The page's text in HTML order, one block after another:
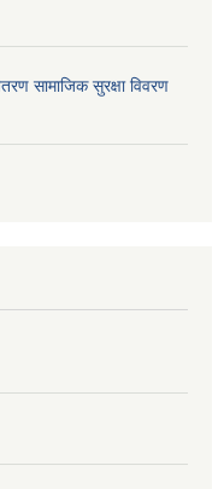
सामाजिक सुरक्षा विवरण